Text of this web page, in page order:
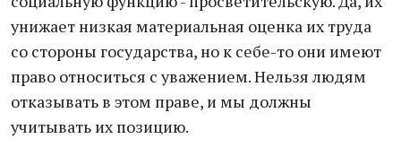
унижает низкая материальная оценка их труда
со стороны государства, но к себе-то они имеют
право относиться с уважением. Нельзя людям
отказывать в этом праве, и мы должны
учитывать их позицию.